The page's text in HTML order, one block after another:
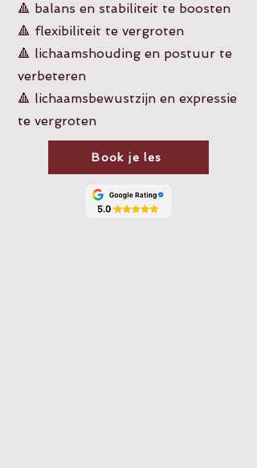
🔺 balans en stabiliteit te boosten
🔺 flexibiliteit te vergroten
🔺 lichaamshouding en postuur te
verbeteren
🔺 lichaamsbewustzijn en expressie
te vergroten
Book je les